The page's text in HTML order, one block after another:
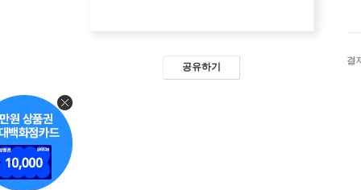
공유하기
결